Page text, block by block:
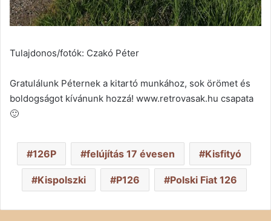
Tulajdonos/fotók: Czakó Péter
Gratulálunk Péternek a kitartó munkához, sok örömet és
boldogságot kívánunk hozzá! www.retrovasak.hu csapata
🙂
126P felújítás 17 évesen Kisfityó
Kispolszki P126 Polski Fiat 126